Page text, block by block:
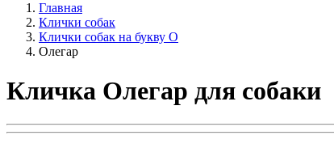
Главная
Клички собак
Клички собак на букву О
Олегар
Кличка Олегар для собаки